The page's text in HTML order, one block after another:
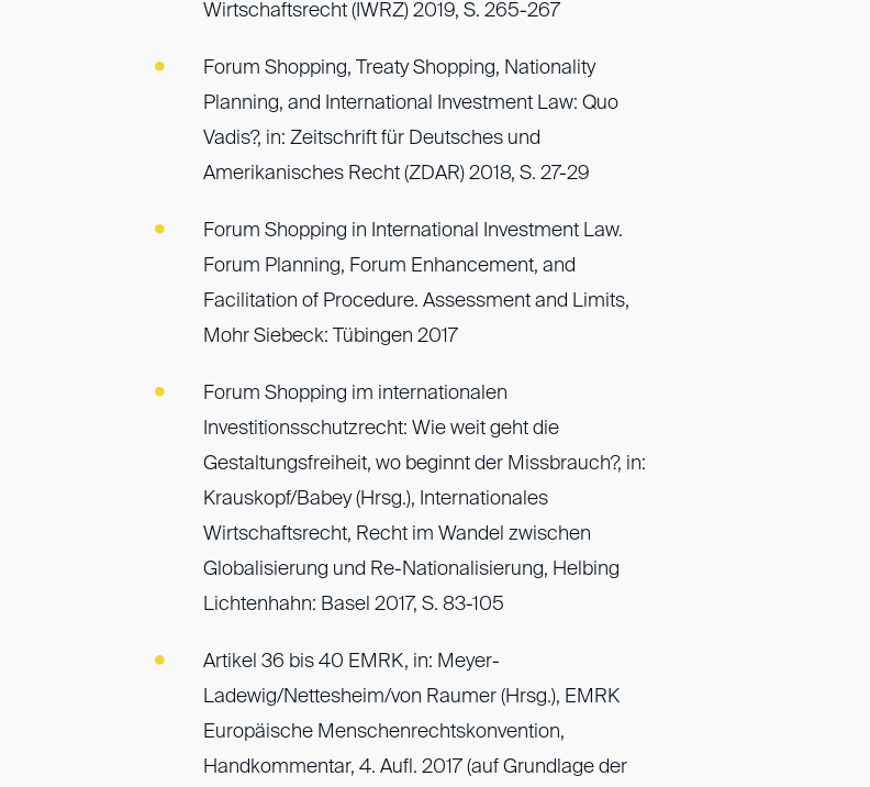
Wirtschaftsrecht (IWRZ) 2019, S. 265-267
Forum Shopping, Treaty Shopping, Nationality
Planning, and International Investment Law: Quo
Vadis?, in: Zeitschrift für Deutsches und
Amerikanisches Recht (ZDAR) 2018, S. 27-29
Forum Shopping in International Investment Law.
Forum Planning, Forum Enhancement, and
Facilitation of Procedure. Assessment and Limits,
Mohr Siebeck: Tübingen 2017
Forum Shopping im internationalen
Investitionsschutzrecht: Wie weit geht die
Gestaltungsfreiheit, wo beginnt der Missbrauch?, in:
Krauskopf/Babey (Hrsg.), Internationales
Wirtschaftsrecht, Recht im Wandel zwischen
Globalisierung und Re-Nationalisierung, Helbing
Lichtenhahn: Basel 2017, S. 83-105
Artikel 36 bis 40 EMRK, in: Meyer-
Ladewig/Nettesheim/von Raumer (Hrsg.), EMRK
Europäische Menschenrechtskonvention,
Handkommentar, 4. Aufl. 2017 (auf Grundlage der